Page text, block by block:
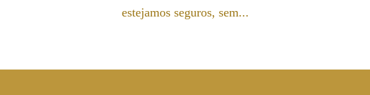
estejamos seguros, sem...